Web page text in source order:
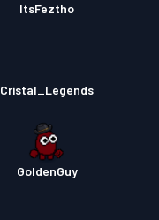
ItsFeztho
Cristal_Legends
GoldenGuy